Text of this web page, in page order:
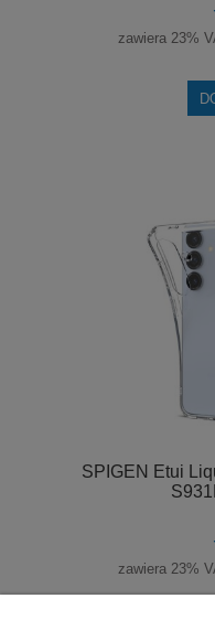
zawiera 23%
SPIGEN Etui
zawiera 23%